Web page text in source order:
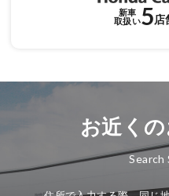
新車
取扱い5店
お近く
Search